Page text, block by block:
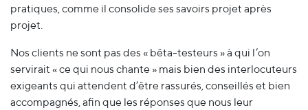
pratiques, comme il consolide ses savoirs projet après
projet.
Nos clients ne sont pas des « bêta-testeurs » à qui l’on
servirait « ce qui nous chante » mais bien des interlocuteurs
exigeants qui attendent d’être rassurés, conseillés et bien
accompagnés, afin que les réponses que nous leur